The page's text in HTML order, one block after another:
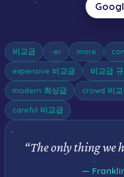
비교급 -er more
expensive 비교급 비교급
modern 최상급 crowd 비교
careful 비교급
“The only thing we
—